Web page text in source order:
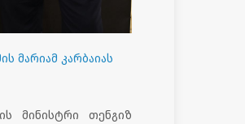
მარიამ კარბაიას
მინისტრი თენგიზ